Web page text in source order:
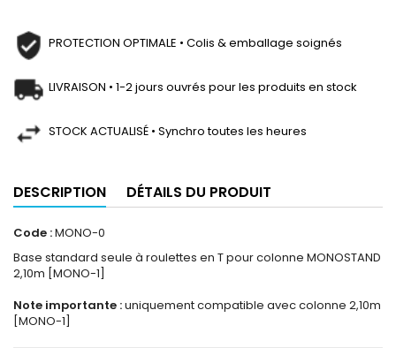
PROTECTION OPTIMALE • Colis & emballage soignés
LIVRAISON • 1-2 jours ouvrés pour les produits en stock
STOCK ACTUALISÉ • Synchro toutes les heures
DESCRIPTION DÉTAILS DU PRODUIT
Code :MONO-0
Base standard seule à roulettes en T pour colonne MONOSTAND
2,10m [MONO-1]
Note importante :uniquement compatible avec colonne 2,10m
[MONO-1]